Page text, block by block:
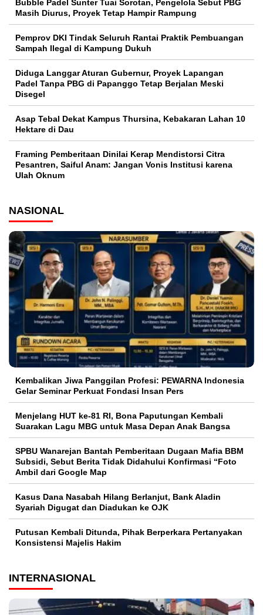
Bubble Padel Sunter Tuai Sorotan, Pengelola Sebut PBG
Masih Diurus, Proyek Tetap Hampir Rampung
Pemprov DKI Tindak Seluruh Rantai Praktik Pembuangan
Sampah Ilegal di Kampung Dukuh
Diduga Langgar Aturan Gubernur, Proyek Lapangan
Padel Tanpa PBG di Papanggo Tetap Berjalan Meski
Disegel
Asap Tebal Dekat Kampus Thursina, Kebakaran Lahan 10
Hektare di Dau
Framing Pemberitaan Dinilai Kerap Mendistorsi Citra
Pesantren, Saiful Anam: Jangan Vonis Institusi karena
Ulah Oknum
NASIONAL
Kembalikan Jiwa Panggilan Profesi: PEWARNA Indonesia
Gelar Seminar Perkuat Fondasi Insan Pers
Menjelang HUT ke-81 RI, Bona Paputungan Kembali
Suarakan Lagu MBG untuk Masa Depan Anak Bangsa
SPBU Wanarejan Bantah Pemberitaan Dugaan Mafia BBM
Subsidi, Sebut Berita Tidak Didahului Konfirmasi “Foto
Ambil dari Google Map
Kasus Dana Nasabah Hilang Berlanjut, Bank Aladin
Syariah Digugat dan Diadukan ke OJK
Putusan Kembali Ditunda, Pihak Berperkara Pertanyakan
Konsistensi Majelis Hakim
INTERNASIONAL